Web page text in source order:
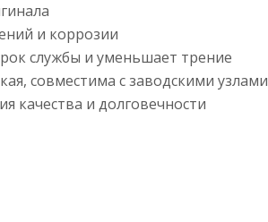
и коррозии
службы и уменьшает трение
совместима с заводскими узлами
качества и долговечности